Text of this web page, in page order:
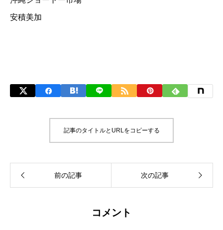
安積美加
記事のタイトルとURLをコピーする
コメント